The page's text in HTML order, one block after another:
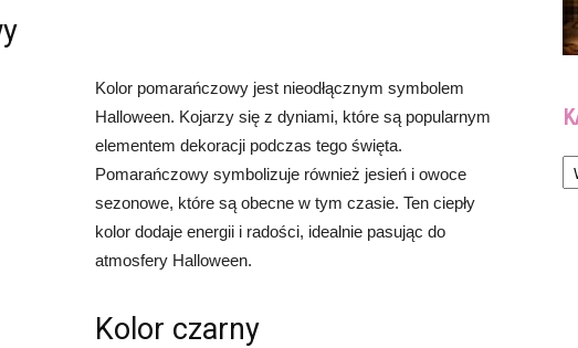
Kolor pomarańczowy jest nieodłącznym symbolem
Halloween. Kojarzy się z dyniami, które są popularnym
elementem dekoracji podczas tego święta.
Pomarańczowy symbolizuje również jesień i owoce
sezonowe, które są obecne w tym czasie. Ten ciepły
kolor dodaje energii i radości, idealnie pasując do
atmosfery Halloween.
Kolor czarny